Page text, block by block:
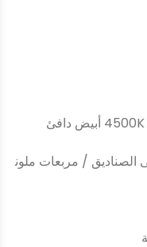
/ مربعات ملون